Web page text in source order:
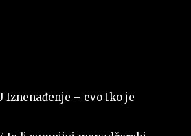
Iznenađenje – evo tko je